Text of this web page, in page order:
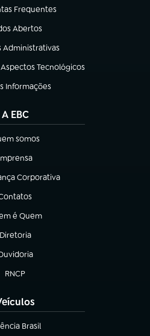
Frequentes
nova aba)
Abertos
em nova aba)
Administrativas
nova aba)
Tecnológicos
Informações
nova aba)
A EBC
somos
em nova aba)
em nova aba)
Corporativa
nova aba)
em nova aba)
é Quem
em nova aba)
Diretoria
(abre em nova aba)
em nova aba)
RNCP
(abre em nova aba)
Brasil
em nova aba)